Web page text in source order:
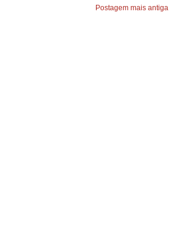
Postagem mais antiga